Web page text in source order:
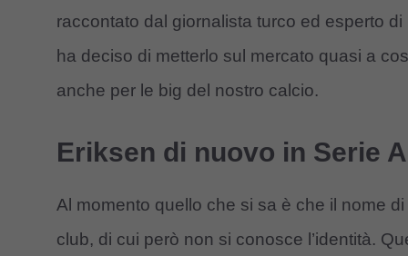
raccontato dal giornalista turco ed esperto di
ha deciso di metterlo sul mercato quasi a
anche per le big del nostro calcio.
Eriksen di nuovo in Serie
Al momento quello che si sa è che il nome di
club, di cui però non si conosce l’identità.